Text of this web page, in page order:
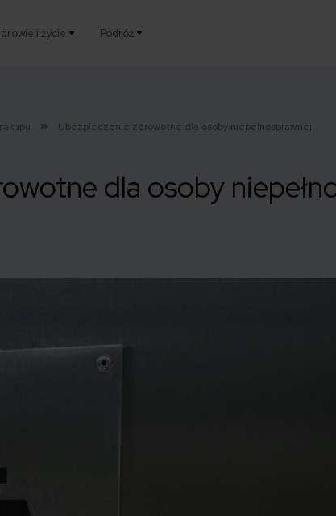
i życie Podróż
Ubezpieczenie zdrowotne dla osoby niepełnosprawnej
dla osoby